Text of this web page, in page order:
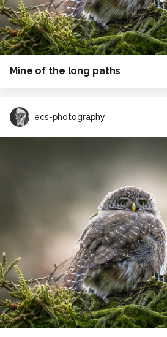
Mine of the long paths
ecs-photography